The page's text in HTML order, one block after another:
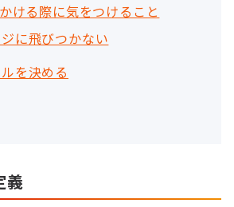
ける際に気をつけること
に飛びつかない
を決める
義